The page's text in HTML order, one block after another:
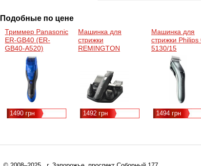
Подобные по цене
Триммер Panasonic
ER-GB40 (ER-
GB40-A520)
1490 грн
Машинка для
стрижки
REMINGTON
1492 грн
Машинка для
стрижки Philips
5130/15
(QC5130/15)
1494 грн